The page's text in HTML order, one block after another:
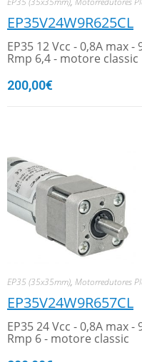
EP35V24W9R625CL
EP35 12 Vcc - 0,8A max
Rmp 6,4 - motore classic
200,00€
EP35 (35x35mm), Motorredutores
EP35V24W9R657CL
EP35 24 Vcc - 0,8A max
Rmp 6 - motore classic